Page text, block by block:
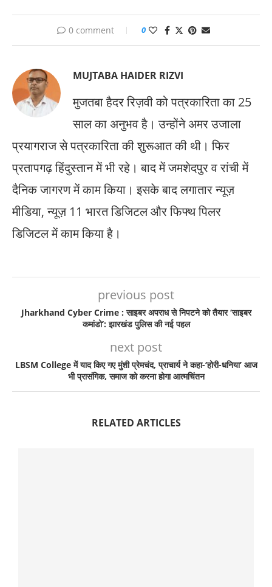
0 comment 0
MUJTABA HAIDER RIZVI
मुजतबा हैदर रिज़वी को पत्रकारिता का 25
साल का अनुभव है। उन्होंने अमर उजाला
प्रयागराज से पत्रकारिता की शुरूआत की थी। फिर
प्रतापगढ़ हिंदुस्तान में भी रहे। बाद में जमशेदपुर व रांची में
दैनिक जागरण में काम किया। इसके बाद लगातार न्यूज़
मीडिया, न्यूज़ 11 भारत डिजिटल और फिफ्थ पिलर
डिजिटल में काम किया है।
previous post
Jharkhand Cyber Crime : साइबर अपराध से निपटने को तैयार ‘साइबर
कमांडो’: झारखंड पुलिस की नई पहल
next post
LBSM College में याद किए गए मुंशी प्रेमचंद, प्राचार्य ने कहा-‘होरी-धनिया’ आज
भी प्रासंगिक, समाज को करना होगा आत्मचिंतन
RELATED ARTICLES